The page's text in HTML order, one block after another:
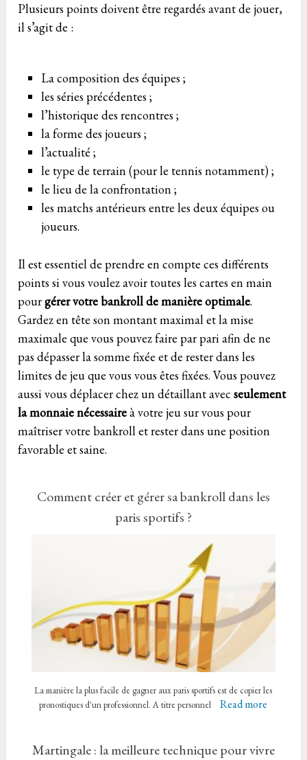
Plusieurs points doivent être regardés avant de jouer,
il s’agit de :
La composition des équipes ;
les séries précédentes ;
l’historique des rencontres ;
la forme des joueurs ;
l’actualité ;
le type de terrain (pour le tennis notamment) ;
le lieu de la confrontation ;
les matchs antérieurs entre les deux équipes ou
joueurs.
Il est essentiel de prendre en compte ces différents
points si vous voulez avoir toutes les cartes en main
pourgérer votre bankroll de manière optimale.
Gardez en tête son montant maximal et la mise
maximale que vous pouvez faire par pari afin de ne
pas dépasser la somme fixée et de rester dans les
limites de jeu que vous vous êtes fixées. Vous pouvez
aussi vous déplacer chez un détaillant avec seulement
la monnaie nécessaireà votre jeu sur vous pour
maîtriser votre bankroll et rester dans une position
favorable et saine.
Comment créer et gérer sa bankroll dans les
paris sportifs ?
La manière la plus facile de gagner aux paris sportifs est de copier les
pronostiques d'un professionnel. A titre personnel
Read more
Martingale : la meilleure technique pour vivre